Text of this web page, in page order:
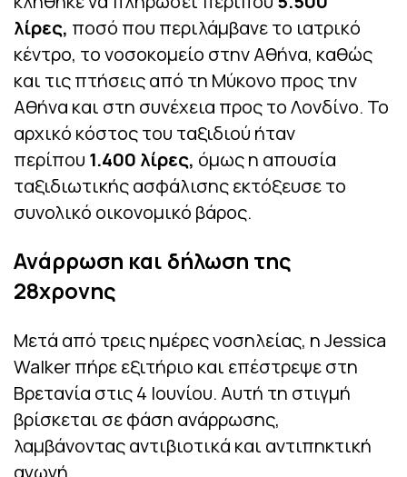
λίρες, ποσό που περιλάμβανε το ιατρικό
κέντρο, το νοσοκομείο στην Αθήνα, καθώς
και τις πτήσεις από τη Μύκονο προς την
Αθήνα και στη συνέχεια προς το Λονδίνο. Το
αρχικό κόστος του ταξιδιού ήταν
περίπου 1.400 λίρες, όμως η απουσία
ταξιδιωτικής ασφάλισης εκτόξευσε το
συνολικό οικονομικό βάρος.
Ανάρρωση και δήλωση της
28χρονης
Μετά από τρεις ημέρες νοσηλείας, η Jessica
Walker πήρε εξιτήριο και επέστρεψε στη
Βρετανία στις 4 Ιουνίου. Αυτή τη στιγμή
βρίσκεται σε φάση ανάρρωσης,
λαμβάνοντας αντιβιοτικά και αντιπηκτική